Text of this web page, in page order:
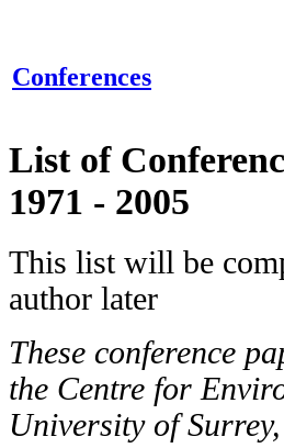
Conferences
List of
1971 - 2005
This list will be
author later
These conference
the Centre for
University of